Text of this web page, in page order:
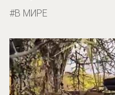
В МИРЕ